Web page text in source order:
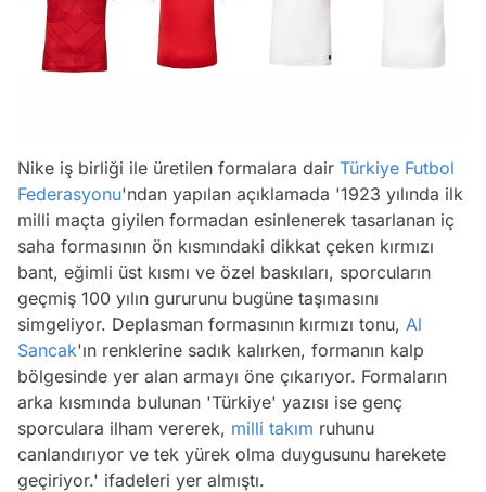
Nike iş birliği ile üretilen formalara dair Türkiye Futbol
Federasyonu'ndan yapılan açıklamada '1923 yılında ilk
milli maçta giyilen formadan esinlenerek tasarlanan iç
saha formasının ön kısmındaki dikkat çeken kırmızı
bant, eğimli üst kısmı ve özel baskıları, sporcuların
geçmiş 100 yılın gururunu bugüne taşımasını
simgeliyor. Deplasman formasının kırmızı tonu, Al
Sancak'ın renklerine sadık kalırken, formanın kalp
bölgesinde yer alan armayı öne çıkarıyor. Formaların
arka kısmında bulunan 'Türkiye' yazısı ise genç
sporculara ilham vererek, milli takım ruhunu
canlandırıyor ve tek yürek olma duygusunu harekete
geçiriyor.' ifadeleri yer almıştı.